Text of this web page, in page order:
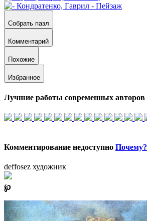
Собрать пазл
Комментарий
Похожие
Избранное
Лучшие работы современных авторов
Комментирование недоступно Почему?
deffosez художник
℘